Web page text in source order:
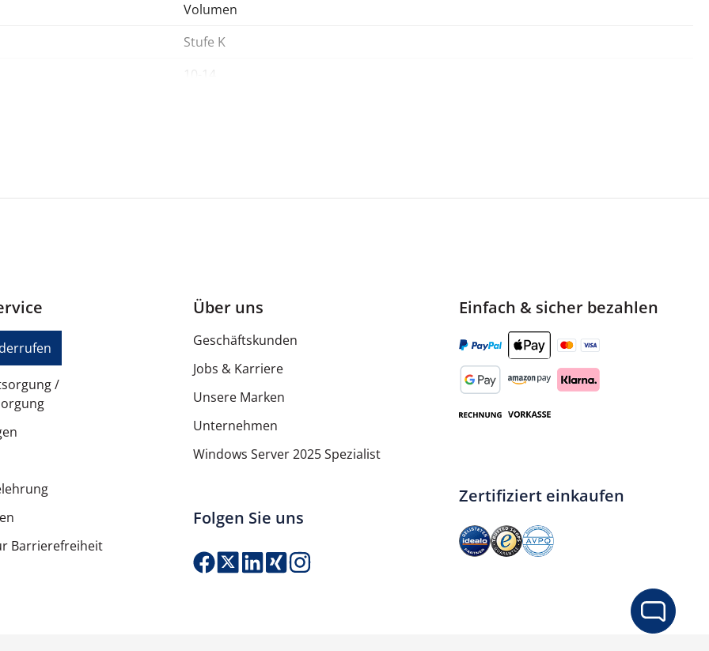
Volumen
Stufe K
10-14
Update als neue Release-Fassung
Produkt Anzahl: Gib den gewünschten Wert ein oder
/
Barrierefreiheit
Über uns
Geschäftskunden
Jobs & Karriere
Unsere Marken
Unternehmen
Windows Server 2025 Spezialist
Folgen Sie uns
Einfach & sicher bezahlen
Zertifiziert einkaufen